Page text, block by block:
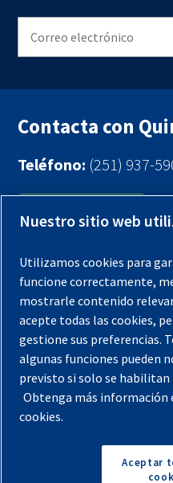
Contacta con
Teléfono: (251) 937-
Contáctenos
Registra tu compresor
Aviso legal
Garantías
Política de privacidad
Términos y Condiciones
Mapa del sitio
© 2026 Quincy Compressor.
Nuestro sitio web
Utilizamos cookies para
funcione correctamente,
mostrarle contenido
acepte todas las cookies,
gestione sus preferencias.
algunas funciones pueden
previsto si solo se habilitan
Obtenga más información
cookies.
Aceptar